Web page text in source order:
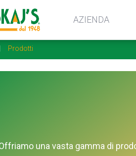
AZIENDA
Prodotti
una vasta gamma di